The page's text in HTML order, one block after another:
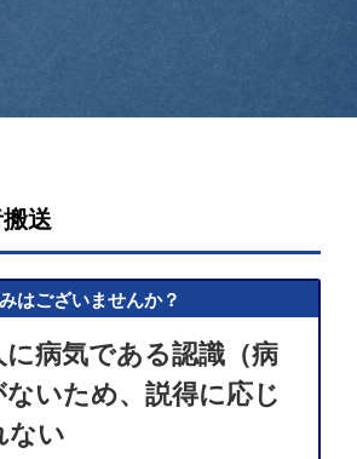
送
はございませんか？
に病気である認識（病
ないため、説得に応じ
ない